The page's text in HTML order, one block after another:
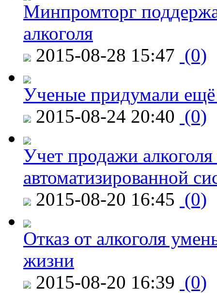
Минпромторг
алкоголя
2015-08-28 15:47 (0)
Ученые придумали ещё
2015-08-24 20:40 (0)
Учет продажи
автоматизированной
2015-08-20 16:45 (0)
Отказ от алкоголя
жизни
2015-08-20 16:39 (0)